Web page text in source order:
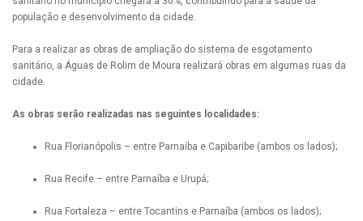
população e desenvolvimento da cidade.
Para a realizar as obras de ampliação do sistema de esgotamento
sanitário, a Águas de Rolim de Moura realizará obras em algumas ruas da
cidade.
As obras serão realizadas nas seguintes localidades:
Rua Florianópolis – entre Parnaíba e Capibaribe (ambos os lados);
Rua Recife – entre Parnaíba e Urupá;
Rua Fortaleza – entre Tocantins e Parnaíba (ambos os lados);